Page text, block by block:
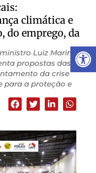
Abrir
climática e
do emprego, da
Luiz Marinho,
propostas das
da crise
para a proteção e